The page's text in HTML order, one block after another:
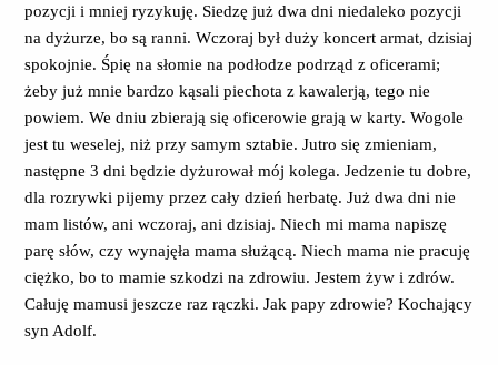
pozycji i mniej ryzykuję. Siedzę już dwa dni niedaleko pozycji
na dyżurze, bo są ranni. Wczoraj był duży koncert armat, dzisiaj
spokojnie. Śpię na słomie na podłodze podrząd z oficerami;
żeby już mnie bardzo kąsali piechota z kawalerją, tego nie
powiem. We dniu zbierają się oficerowie grają w karty. Wogole
jest tu weselej, niż przy samym sztabie. Jutro się zmieniam,
następne 3 dni będzie dyżurował mój kolega. Jedzenie tu dobre,
dla rozrywki pijemy przez cały dzień herbatę. Już dwa dni nie
mam listów, ani wczoraj, ani dzisiaj. Niech mi mama napiszę
parę słów, czy wynajęła mama służącą. Niech mama nie pracuję
ciężko, bo to mamie szkodzi na zdrowiu. Jestem żyw i zdrów.
Całuję mamusi jeszcze raz rączki. Jak papy zdrowie? Kochający
syn Adolf.